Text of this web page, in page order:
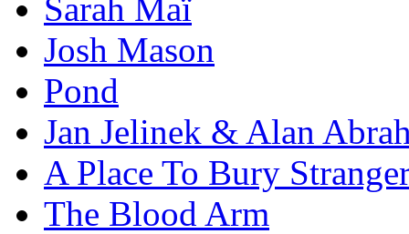
Sarah Maï
Josh Mason
Pond
Jan Jelinek & Alan
A Place To Bury
The Blood Arm